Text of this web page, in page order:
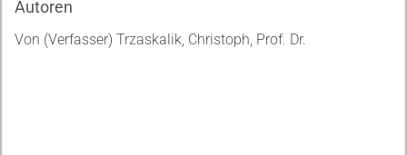
Autoren
Von (Verfasser) Trzaskalik, Christoph, Prof. Dr.